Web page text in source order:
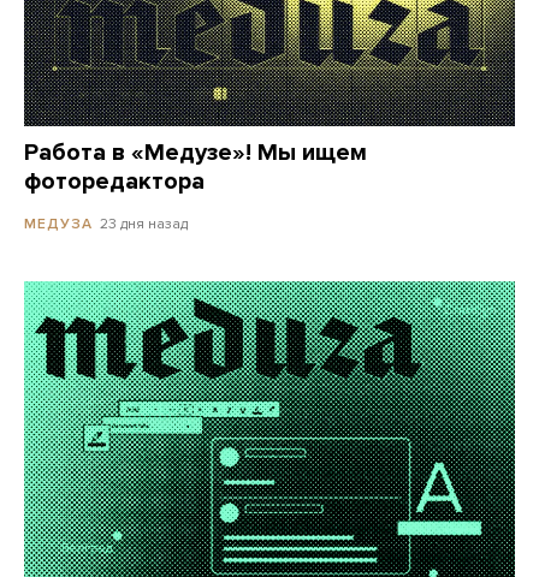
Работа в «Медузе»! Мы ищем
фоторедактора
МЕДУЗА 23 дня назад